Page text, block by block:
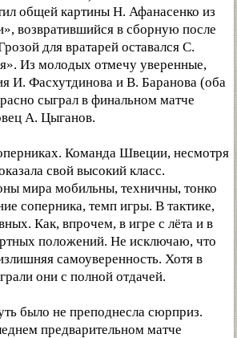
общей картины Н. Афанасенко из
возвратившийся в сборную после
для вратарей оставался С.
Из молодых отмечу уверенные,
И. Фасхутдинова и В. Баранова (оба
сыграл в финальном матче
А. Цыганов.
Команда Швеции, несмотря
свой высокий класс.
мира мобильны, техничны, тонко
соперника, темп игры. В тактике,
Как, впрочем, в игре с лёта и в
положений. Не исключаю, что
самоуверенность. Хотя в
они с полной отдачей.
было не преподнесла сюрприз.
предварительном матче